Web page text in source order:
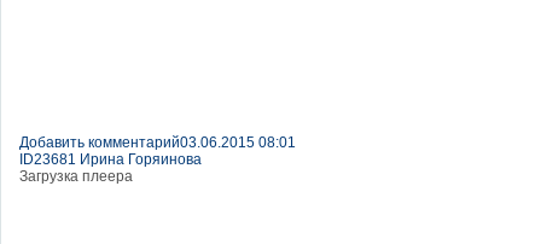
Добавить комментарий03.06.2015 08:01
ID23681 Ирина Горяинова
Загрузка плеера